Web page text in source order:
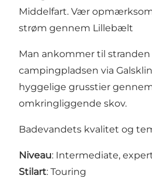
Middelfart. Vær
strøm gennem Lillebælt
Man ankommer til stranden
campingpladsen via
hyggelige grusstier
omkringliggende skov.
Badevandets kvalitet og
Niveau: Intermediate,
Stilart: Touring